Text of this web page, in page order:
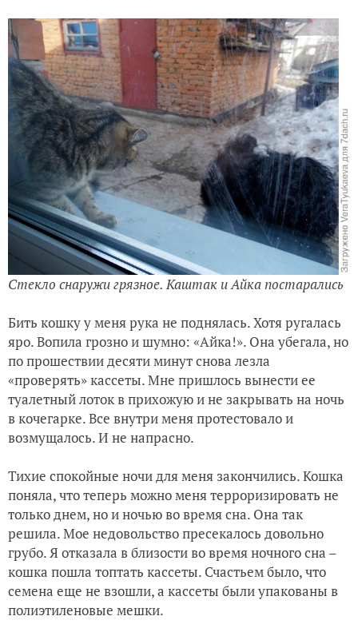
Стекло снаружи грязное. Каштак и Айка постарались
Бить кошку у меня рука не поднялась. Хотя ругалась
яро. Вопила грозно и шумно: «Айка!». Она убегала, но
по прошествии десяти минут снова лезла
«проверять» кассеты. Мне пришлось вынести ее
туалетный лоток в прихожую и не закрывать на ночь
в кочегарке. Все внутри меня протестовало и
возмущалось. И не напрасно.
Тихие спокойные ночи для меня закончились. Кошка
поняла, что теперь можно меня терроризировать не
только днем, но и ночью во время сна. Она так
решила. Мое недовольство пресекалось довольно
грубо. Я отказала в близости во время ночного сна –
кошка пошла топтать кассеты. Счастьем было, что
семена еще не взошли, а кассеты были упакованы в
полиэтиленовые мешки.